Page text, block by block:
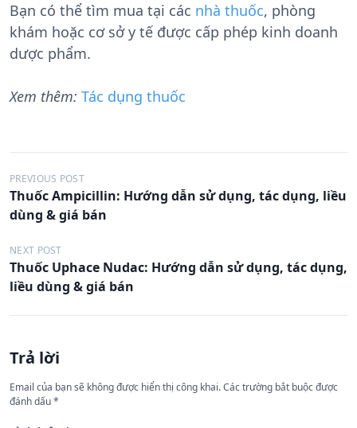
Bạn có thể tìm mua tại các nhà thuốc, phòng
khám hoặc cơ sở y tế được cấp phép kinh doanh
dược phẩm.
Xem thêm: Tác dụng thuốc
Đ
i
u
h
n
b
à
PREVIOUS POST
Thuốc Ampicillin: Hướng dẫn sử dụng, tác dụng, liều
dùng & giá bán
NEXT POST
Thuốc Uphace Nudac: Hướng dẫn sử dụng, tác dụng,
liều dùng & giá bán
Trả lời
Email của bạn sẽ không được hiển thị công khai.Các trường bắt buộc được
đánh dấu*